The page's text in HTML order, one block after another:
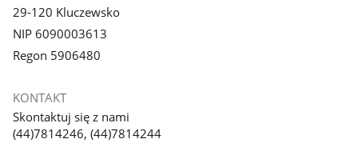
29-120 Kluczewsko
NIP 6090003613
Regon 5906480
KONTAKT
Skontaktuj się z nami
(44)7814246, (44)7814244